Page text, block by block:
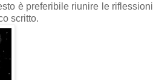
è preferibile riunire le riflessioni
scritto.